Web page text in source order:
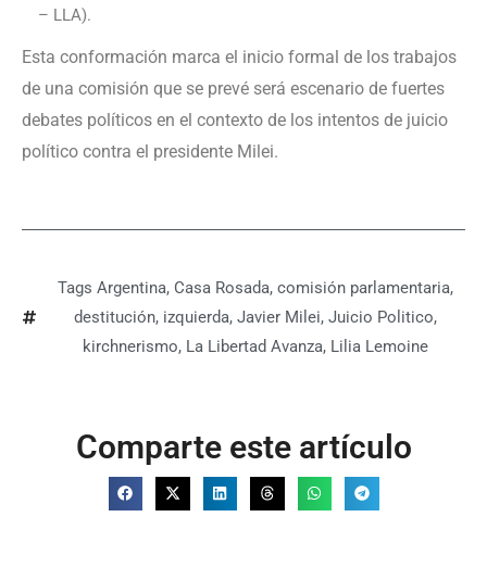
– LLA).
Esta conformación marca el inicio formal de los trabajos
de una comisión que se prevé será escenario de fuertes
debates políticos en el contexto de los intentos de juicio
político contra el presidente Milei.
Tags Argentina, Casa Rosada, comisión parlamentaria,
destitución, izquierda, Javier Milei, Juicio Politico,
kirchnerismo, La Libertad Avanza, Lilia Lemoine
Comparte este artículo